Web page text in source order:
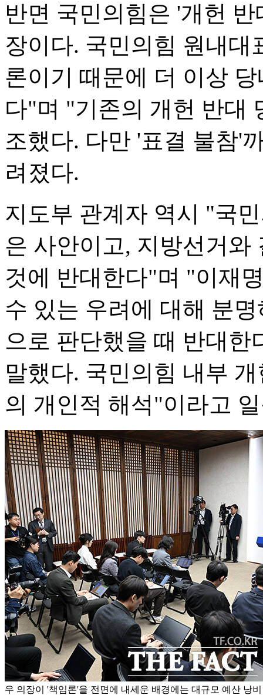
반면 국민의힘은 '개헌
장이다. 국민의힘 원내
론이기 때문에 더 이상
다"며 "기존의 개헌 반대
조했다. 다만 '표결 불참'
려졌다.
지도부 관계자 역시 "국
은 사안이고, 지방선거와
것에 반대한다"며 "이재
수 있는 우려에 대해 분
으로 판단했을 때 반대
말했다. 국민의힘 내부
의 개인적 해석"이라고
우 의장이 '책임론'을 전면에 내세운 배경에는 대규모 예산 낭